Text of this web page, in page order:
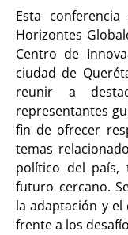
Esta
Horizontes
Centro de
ciudad de
reunir a
representantes
fin de ofrecer
temas
político del
futuro cercano.
la adaptación y
frente a los